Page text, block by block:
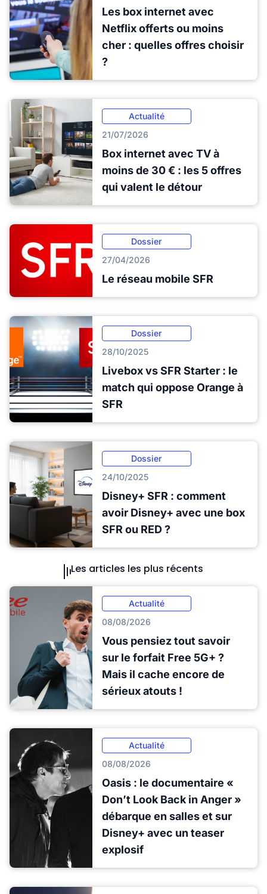
Les box internet avec
Netflix offerts ou moins
cher : quelles offres choisir
?
Actualité
21/07/2026
Box internet avec TV à
moins de 30 € : les 5 offres
qui valent le détour
Dossier
27/04/2026
Le réseau mobile SFR
Dossier
28/10/2025
Livebox vs SFR Starter : le
match qui oppose Orange à
SFR
Dossier
24/10/2025
Disney+ SFR : comment
avoir Disney+ avec une box
SFR ou RED ?
Les articles les plus récents
Actualité
08/08/2026
Vous pensiez tout savoir
sur le forfait Free 5G+ ?
Mais il cache encore de
sérieux atouts !
Actualité
08/08/2026
Oasis : le documentaire «
Don’t Look Back in Anger »
débarque en salles et sur
Disney+ avec un teaser
explosif